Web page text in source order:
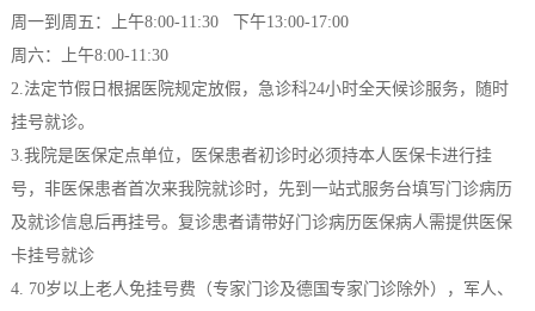
周一到周五：上午8:00-11:30 下午13:00-17:00
周六：上午8:00-11:30
2.法定节假日根据医院规定放假，急诊科24小时全天候诊服务，随时
挂号就诊。
3.我院是医保定点单位，医保患者初诊时必须持本人医保卡进行挂
号，非医保患者首次来我院就诊时，先到一站式服务台填写门诊病历
及就诊信息后再挂号。复诊患者请带好门诊病历医保病人需提供医保
卡挂号就诊
4. 70岁以上老人免挂号费（专家门诊及德国专家门诊除外），军人、